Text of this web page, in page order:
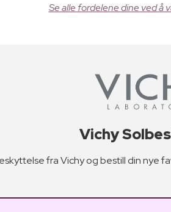
Se alle fordelene dine ved å
Vichy
fra Vichy og bestill din nye